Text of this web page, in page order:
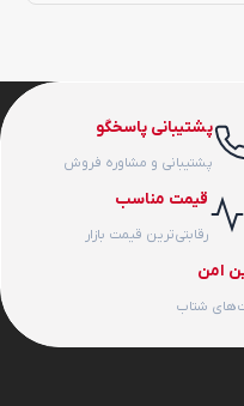
پشتیبانی پاسخگو
پشتیبانی و مشاوره فروش
قیمت مناسب
رقابتی‌ترین قیمت بازار
امن
شتاب